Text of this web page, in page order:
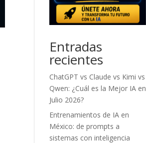
Entradas
recientes
ChatGPT vs Claude vs Kimi vs
Qwen: ¿Cuál es la Mejor IA en
Julio 2026?
Entrenamientos de IA en
México: de prompts a
sistemas con inteligencia